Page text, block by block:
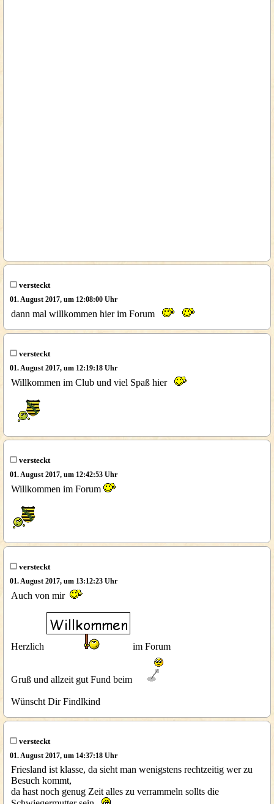
versteckt
01. August 2017, um 12:08:00 Uhr
dann mal willkommen hier im Forum
versteckt
01. August 2017, um 12:19:18 Uhr
Willkommen im Club und viel Spaß hier
versteckt
01. August 2017, um 12:42:53 Uhr
Willkommen im Forum
versteckt
01. August 2017, um 13:12:23 Uhr
Auch von mir
Herzlich im Forum
Gruß und allzeit gut Fund beim
Wünscht Dir Findlkind
versteckt
01. August 2017, um 14:37:18 Uhr
Friesland ist klasse, da sieht man wenigstens rechtzeitig wer zu
Besuch kommt,
da hast noch genug Zeit alles zu verrammeln sollts die